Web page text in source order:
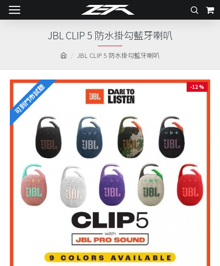
JBL CLIP 5 防水掛勾藍牙喇叭
JBL CLIP 5 防水掛勾藍牙喇叭
可到門市試聽 -12 %